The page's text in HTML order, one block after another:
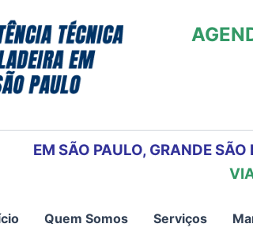
EM SÃO PAULO, GRANDE
Quem Somos Serviços